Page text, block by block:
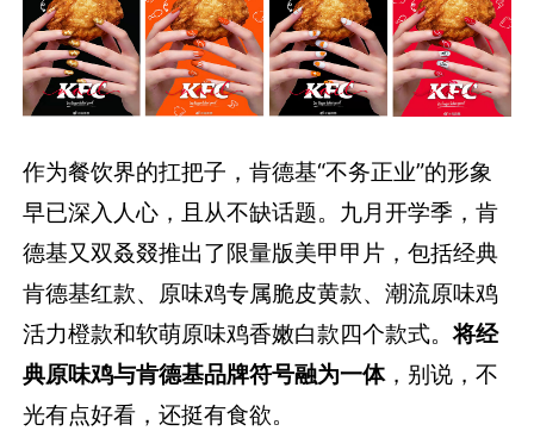
作为餐饮界的扛把子，肯德基“不务正业”的形象
早已深入人心，且从不缺话题。九月开学季，肯
德基又双叒叕推出了限量版美甲甲片，包括经典
肯德基红款、原味鸡专属脆皮黄款、潮流原味鸡
活力橙款和软萌原味鸡香嫩白款四个款式。将经
典原味鸡与肯德基品牌符号融为一体，别说，不
光有点好看，还挺有食欲。